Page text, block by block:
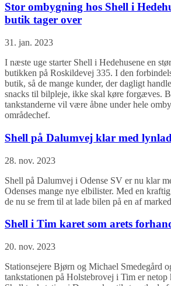
Stor ombygning hos Shell i
butik tager over
31. jan. 2023
I næste uge starter Shell i Hedehusene en
butikken på Roskildevej 335. I den
butik, så de mange kunder, der dagligt
snacks til bilpleje, ikke skal køre forgæves.
tankstanderne vil være åbne under hele
områdechef.
Shell på Dalumvej klar med
28. nov. 2023
Shell på Dalumvej i Odense SV er nu klar
Odenses mange nye elbilister. Med en
de nu se frem til at lade bilen på en af
Shell i Tim karet som arets
20. nov. 2023
Stationsejere Bjørn og Michael Smedegård
tankstationen på Holstebrovej i Tim er netop